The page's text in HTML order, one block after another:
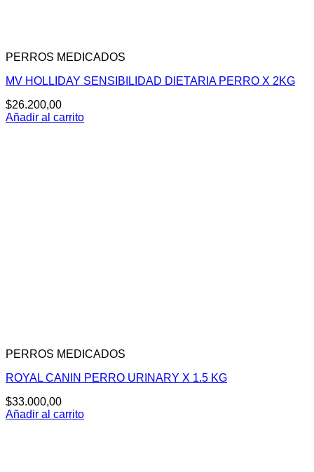
PERROS MEDICADOS
MV HOLLIDAY SENSIBILIDAD DIETARIA PERRO X 2KG
$26.200,00
Añadir al carrito
PERROS MEDICADOS
ROYAL CANIN PERRO URINARY X 1.5 KG
$33.000,00
Añadir al carrito